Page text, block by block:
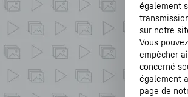
également
sur notre
Vous
empêcher
concerné
également
page de